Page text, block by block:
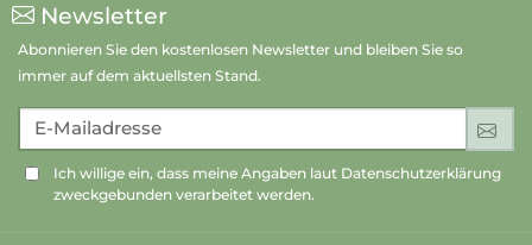
Newsletter
Abonnieren Sie den kostenlosen Newsletter und bleiben Sie so
immer auf dem aktuellsten Stand.
E-Mailadresse
Ich willige ein, dass meine Angaben laut Datenschutzerklärung
zweckgebunden verarbeitet werden.